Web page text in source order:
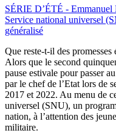
SÉRIE D’ÉTÉ - Emmanuel
Service national universel
généralisé
Que reste-t-il des
Alors que le second
pause estivale pour passer
par le chef de l’Etat lors de
2017 et 2022. Au menu de
universel (SNU), un
nation, à l’attention des
militaire.